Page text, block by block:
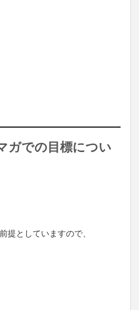
ガでの目標につい
提としていますので、